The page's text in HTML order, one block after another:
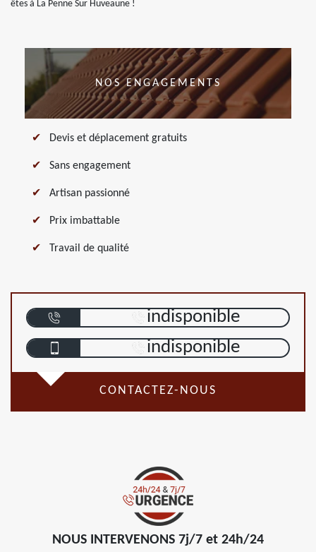
êtes à La Penne Sur Huveaune !
NOS ENGAGEMENTS
Devis et déplacement gratuits
Sans engagement
Artisan passionné
Prix imbattable
Travail de qualité
indisponible
indisponible
CONTACTEZ-NOUS
NOUS INTERVENONS 7j/7 et 24h/24